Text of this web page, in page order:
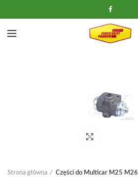
Strona główna Części do Multicar M25 M26